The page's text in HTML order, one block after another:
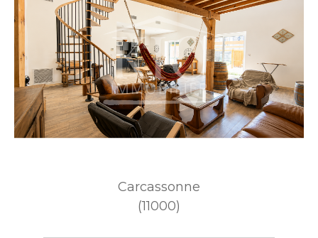
Carcassonne
(11000)